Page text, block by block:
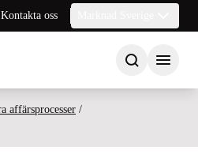
Kontakta oss
affärsprocesser /